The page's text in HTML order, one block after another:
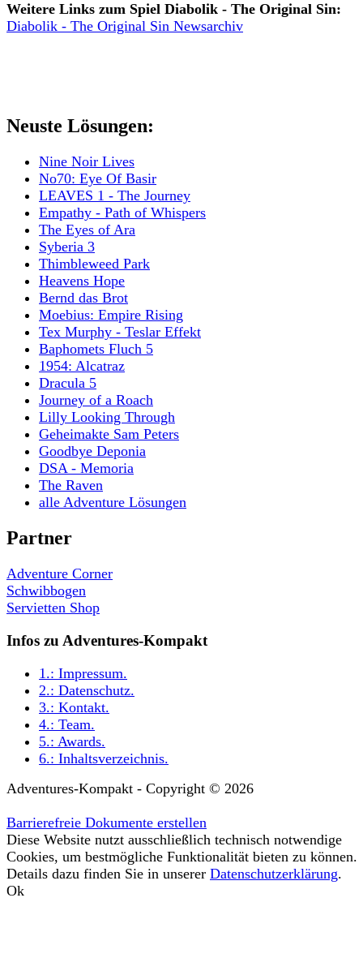
Weitere Links zum Spiel Diabolik - The Original Sin:
Diabolik - The Original Sin Newsarchiv
Neuste Lösungen:
Nine Noir Lives
No70: Eye Of Basir
LEAVES 1 - The Journey
Empathy - Path of Whispers
The Eyes of Ara
Syberia 3
Thimbleweed Park
Heavens Hope
Bernd das Brot
Moebius: Empire Rising
Tex Murphy - Teslar Effekt
Baphomets Fluch 5
1954: Alcatraz
Dracula 5
Journey of a Roach
Lilly Looking Through
Geheimakte Sam Peters
Goodbye Deponia
DSA - Memoria
The Raven
alle Adventure Lösungen
Partner
Adventure Corner
Schwibbogen
Servietten Shop
Infos zu Adventures-Kompakt
1.: Impressum.
2.: Datenschutz.
3.: Kontakt.
4.: Team.
5.: Awards.
6.: Inhaltsverzeichnis.
Adventures-Kompakt - Copyright © 2026
Barrierefreie Dokumente erstellen
Diese Website nutzt ausschließlich technisch notwendige
Cookies, um bestmögliche Funktionalität bieten zu können.
Details dazu finden Sie in unserer Datenschutzerklärung.
Ok